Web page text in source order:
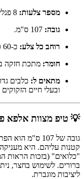
מספר צלעות:
גובה:
רוחב כל צלע: כ-60 ס"מ.
חומר: מתכת חזקה
מתאים ל: כלבים
ובעלי חיים
💡 טיפ מצוות אלפא
גובה של 107
קטנות עליהם. היא
"כלואים" (בזכות הראות
ברורים. לשימוש בחצר,
ליציבות מוגברת.